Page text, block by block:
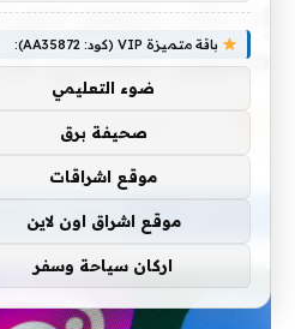
إذا كان ابنهم
محتوى انتحاري
فريق التحرير 26 فبراير، 2026
3 دقائق
باقة متميزة VIP (كود: AA35872):
ضوء التعليمي
صحيفة برق
موقع اشراقات
موقع اشراق اون لاين
اركان سياحة وسفر